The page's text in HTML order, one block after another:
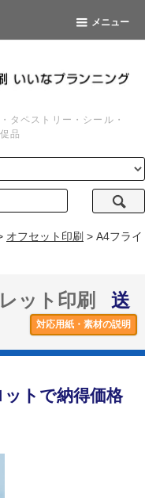
メニュー
タペストリー・シール・
品
オフセット印刷 > A4フライ
ット印刷
送
対応用紙・素材の説明
トで納得価格